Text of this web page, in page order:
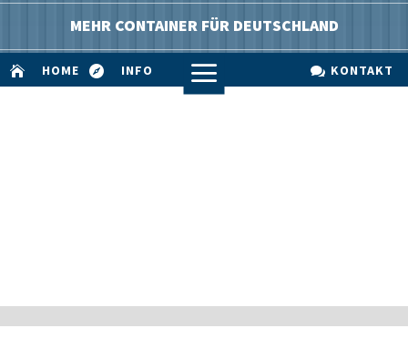
MEHR CONTAINER FÜR DEUTSCHLAND
 HOME  INFO a  KONTAKT